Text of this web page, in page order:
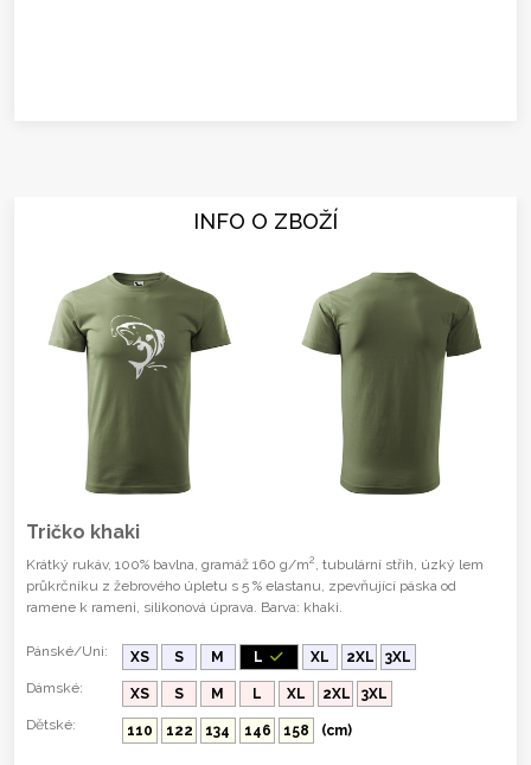
INFO O ZBOŽÍ
Tričko khaki
Krátký rukáv, 100% bavlna, gramáž 160 g/m2
, tubulární střih, úzký lem
průkrčníku z žebrového úpletu s 5 % elastanu, zpevňující páska od
ramene k rameni, silikonová úprava. Barva: khaki.
Pánské/Uni: XS S M L XL 2XL
3XL
Dámské:
XS S M L XL 2XL
3XL
Dětské:
110 122 134 146 158 (cm)